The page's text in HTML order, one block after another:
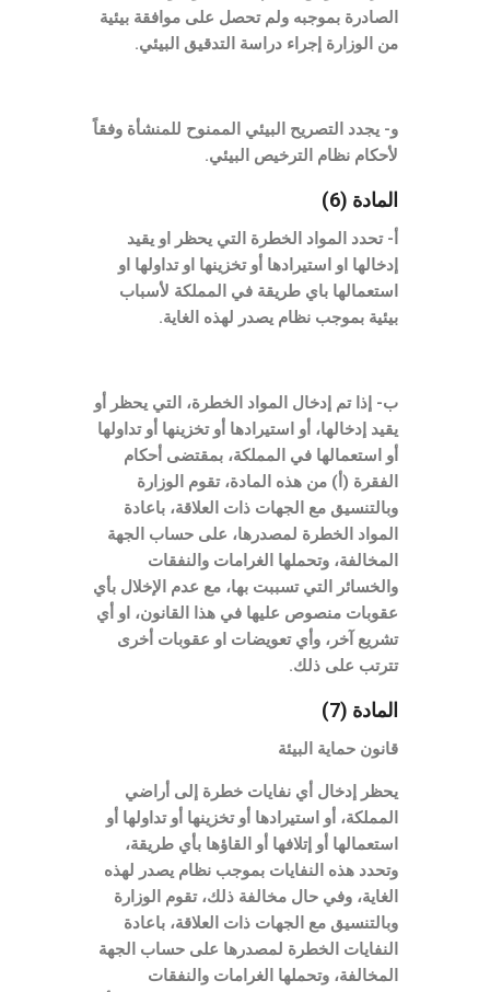
الصادرة بموجبه ولم تحصل على موافقة بيئية
من الوزارة إجراء دراسة التدقيق البيئي.
و- يجدد التصريح البيئي الممنوح للمنشأة وفقاً
لأحكام نظام الترخيص البيئي.
المادة (6)
أ- تحدد المواد الخطرة التي يحظر او يقيد
إدخالها او استيرادها أو تخزينها او تداولها او
استعمالها باي طريقة في المملكة لأسباب
بيئية بموجب نظام يصدر لهذه الغاية.
ب- إذا تم إدخال المواد الخطرة، التي يحظر أو
يقيد إدخالها، أو استيرادها أو تخزينها أو تداولها
أو استعمالها في المملكة، بمقتضى أحكام
الفقرة (أ) من هذه المادة، تقوم الوزارة
وبالتنسيق مع الجهات ذات العلاقة، باعادة
المواد الخطرة لمصدرها، على حساب الجهة
المخالفة، وتحملها الغرامات والنفقات
والخسائر التي تسببت بها، مع عدم الإخلال بأي
عقوبات منصوص عليها في هذا القانون، او أي
تشريع آخر، وأي تعويضات او عقوبات أخرى
تترتب على ذلك.
المادة (7)
قانون حماية البيئة
يحظر إدخال أي نفايات خطرة إلى أراضي
المملكة، أو استيرادها أو تخزينها أو تداولها أو
استعمالها أو إتلافها أو القاؤها بأي طريقة،
وتحدد هذه النفايات بموجب نظام يصدر لهذه
الغاية، وفي حال مخالفة ذلك، تقوم الوزارة
وبالتنسيق مع الجهات ذات العلاقة، باعادة
النفايات الخطرة لمصدرها على حساب الجهة
المخالفة، وتحملها الغرامات والنفقات